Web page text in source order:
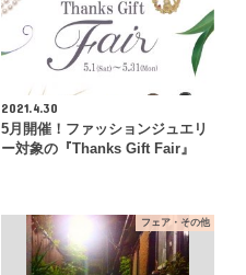
2021.4.30
5月開催！ファッションジュエリ
ー対象の『Thanks Gift Fair』
フェア・その他